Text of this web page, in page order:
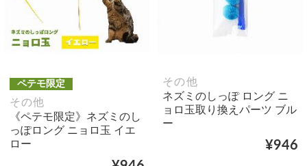
ペテモ限定
その他
《ペテモ限定》ネズミのし
っぽロング ニョロ玉 イエ
ロー
その他
ネズミのしっぽ ロング ニ
ョロ玉取り換えパーツ ブル
ー
¥946